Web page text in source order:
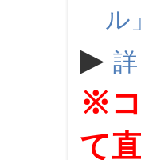
ル」
▶
※コ
て